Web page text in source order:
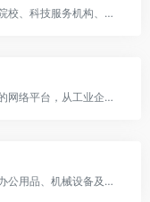
整合国内政府、企业、科研院所、高等院校、科技服务机构、科技金融结构等资源建立全国最大的产学研科技服务集成创新平台——中国工业淘堡网，为各方提供全面的科技服务信息资源，建立在线交流、对接和交易平台
致力于打造为工业企业提供一站式服务的网络平台，从工业企业生产过程中的工业品物料、闲置资产盘活、企业管理培训、智能化生产工业4.0解决方案提供、工程服务商提供等方面为生产型企业提供一站式服务。依托于山东省政府好品山东以及海尔等国际化大企业为主导的先进管理经验及质量管控体系，严控产品及服务质量。
整合五金机电、劳保用品、文具用品、办公用品、机械设备及配件、电子产品、家用电器、仪器仪表、模具材料、日用百货等工厂MRO工厂工业用品。